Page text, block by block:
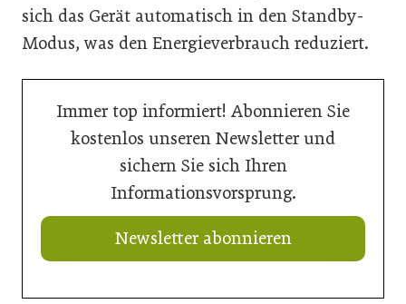
sich das Gerät automatisch in den Standby-
Modus, was den Energieverbrauch reduziert.
Immer top informiert! Abonnieren Sie
kostenlos unseren Newsletter und
sichern Sie sich Ihren
Informationsvorsprung.
Newsletter abonnieren